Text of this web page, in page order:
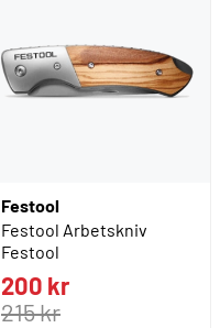
Festool
Festool Arbetskniv
Festool
200 kr
215 kr